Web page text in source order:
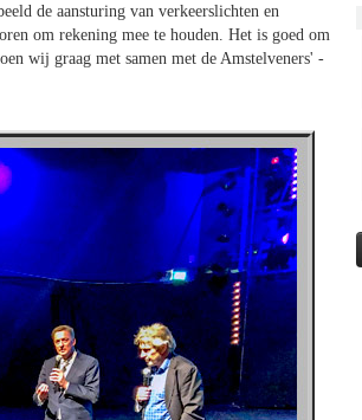
de aansturing van verkeerslichten en
om rekening mee te houden. Het is goed om
wij graag met samen met de Amstelveners' -